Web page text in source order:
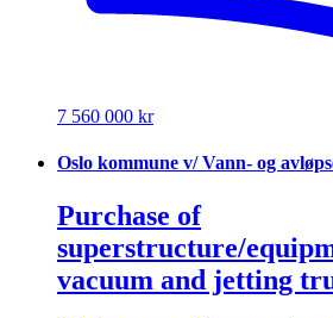
7 560 000 kr
Oslo kommune v/ Vann- og
Purchase of
superstructure/
vacuum and jetting